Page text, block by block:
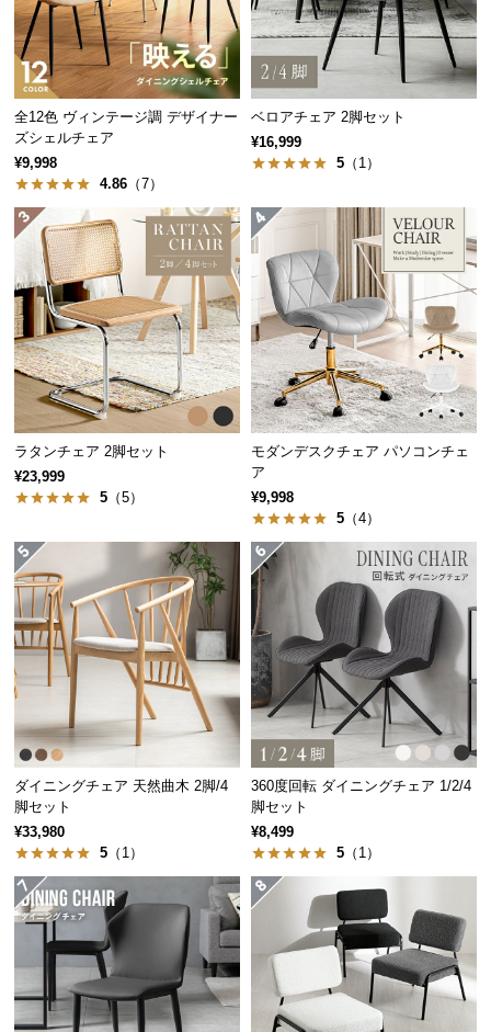
中
型
商
品
の
配
送
に
つ
い
て
小
型
商
品
の
配
に
い
開
梱
ー
ビ
ス
に
つ
て
搬
入
経
路
全12色 ヴィンテージ調 デザイナー
ズシェルチェア
¥9,998
4.86 （7）
ベロアチェア 2脚セット
¥16,999
5 （1）
ラタンチェア 2脚セット
¥23,999
5 （5）
モダンデスクチェア パソコンチェ
ア
¥9,998
5 （4）
ダイニングチェア 天然曲木 2脚/4
脚セット
¥33,980
5 （1）
360度回転 ダイニングチェア 1/2/4
脚セット
¥8,499
5 （1）